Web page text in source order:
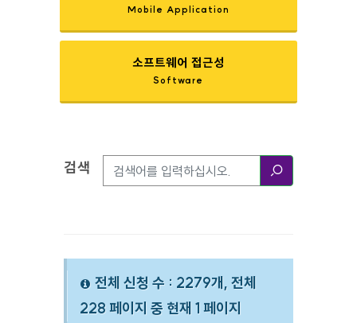
Mobile Application
소프트웨어 접근성
Software
검색옵션
검색
전체 신청 수 : 2279개, 전체
228 페이지 중 현재 1 페이지